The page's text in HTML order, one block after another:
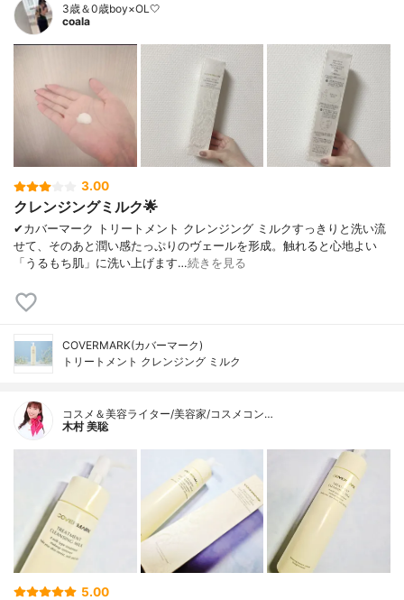
3歳＆0歳boy×OL🤍
coala
3.00
クレンジングミルク🌟
✔︎カバーマーク トリートメント クレンジング ミルクすっきりと洗い流
せて、そのあと潤い感たっぷりのヴェールを形成。触れると心地よい
「うるもち肌」に洗い上げます…続きを見る
COVERMARK(カバーマーク)
トリートメント クレンジング ミルク
コスメ＆美容ライター/美容家/コスメコン…
木村 美聡
5.00